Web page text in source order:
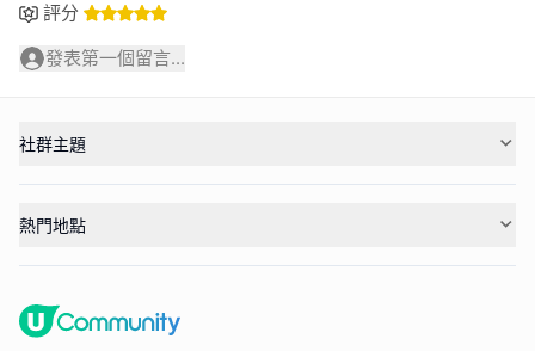
評分
發表第一個留言...
社群主題
熱門地點